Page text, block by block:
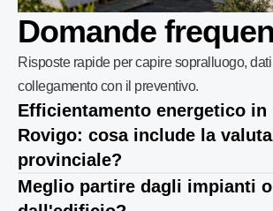
Domande
Risposte rapide per capire sopralluogo,
collegamento con il preventivo.
Efficientamento energetico
Rovigo: cosa include la
provinciale?
Meglio partire dagli impianti o